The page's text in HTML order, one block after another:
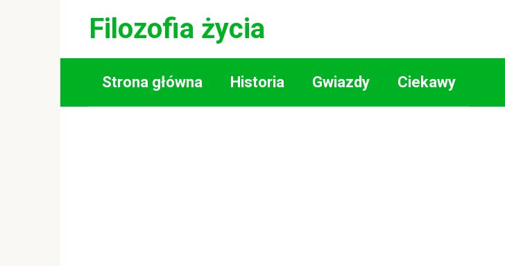
Filozofia życia
Strona główna Historia Gwiazdy Ciekawy